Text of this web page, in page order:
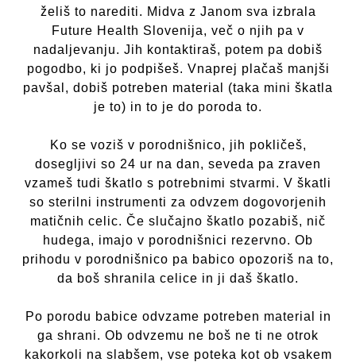
želiš to narediti. Midva z Janom sva izbrala
Future Health Slovenija, več o njih pa v
nadaljevanju. Jih kontaktiraš, potem pa dobiš
pogodbo, ki jo podpišeš. Vnaprej plačaš manjši
pavšal, dobiš potreben material (taka mini škatla
je to) in to je do poroda to.
Ko se voziš v porodnišnico, jih pokličeš,
dosegljivi so 24 ur na dan, seveda pa zraven
vzameš tudi škatlo s potrebnimi stvarmi. V škatli
so sterilni instrumenti za odvzem dogovorjenih
matičnih celic. Če slučajno škatlo pozabiš, nič
hudega, imajo v porodnišnici rezervno. Ob
prihodu v porodnišnico pa babico opozoriš na to,
da boš shranila celice in ji daš škatlo.
Po porodu babice odvzame potreben material in
ga shrani. Ob odvzemu ne boš ne ti ne otrok
kakorkoli na slabšem, vse poteka kot ob vsakem